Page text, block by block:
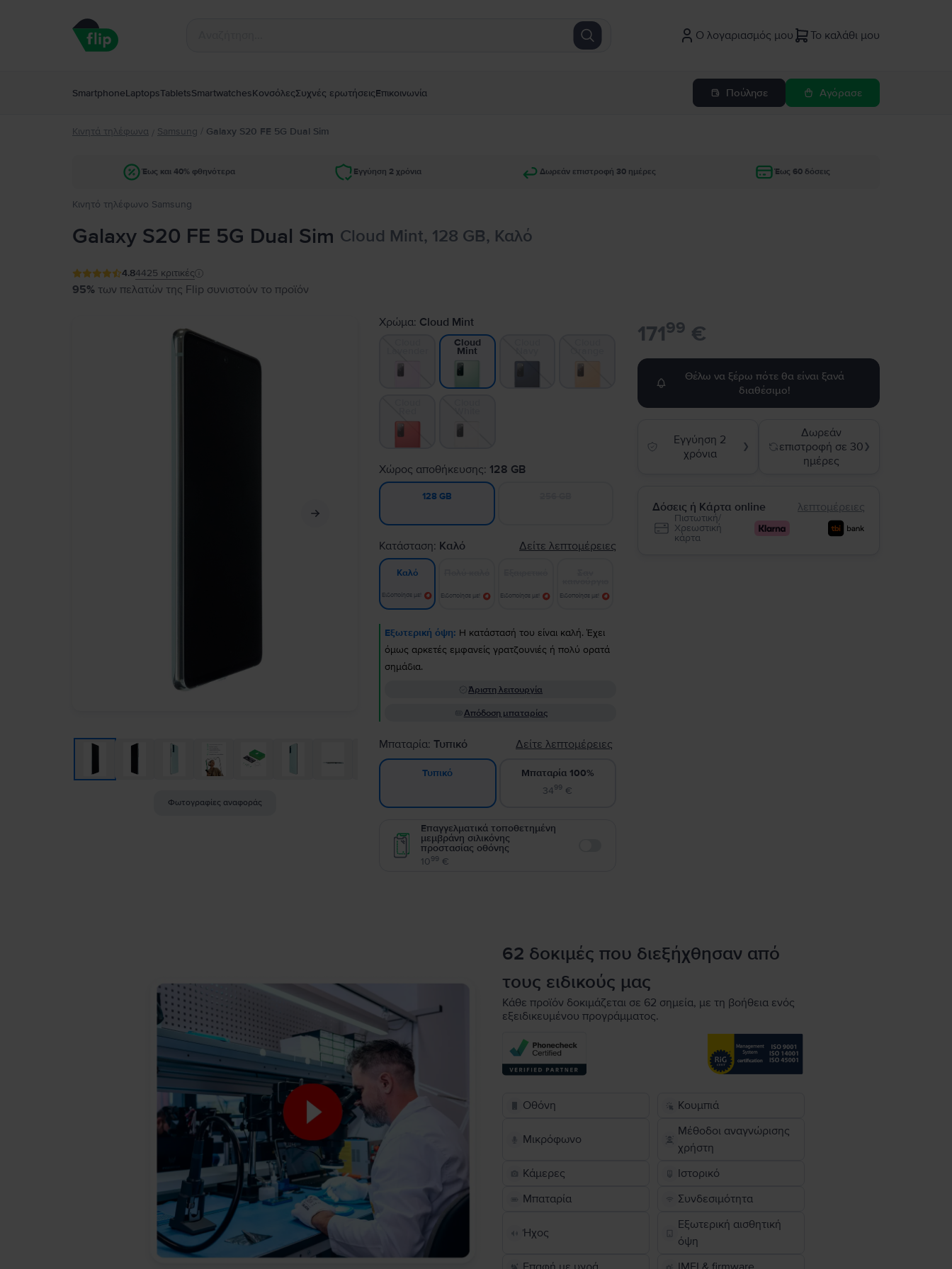
Ο λογαριασμός μου Το καλάθι μου
SmartphoneLaptopsTabletsSmartwatchesΚονσόλεςΣυχνές ερωτήσειςΕπικοινωνία Πούλησε Αγόρασε
Κινητά τηλέφωνα / Samsung / Galaxy S20 FE 5G Dual Sim
Έως και 40% φθηνότερα Εγγύηση 2 χρόνια Δωρεάν επιστροφή 30 ημέρες Έως 60 δόσεις
Κινητό τηλέφωνο Samsung
Galaxy S20 FE 5G Dual Sim Cloud Mint, 128 GB, Καλό
4.84425 κριτικές
95% των πελατών της Flip συνιστούν το προϊόν
Φωτογραφίες αναφοράς
Χρώμα: Cloud Mint
Cloud
Mint
Χώρος αποθήκευσης: 128 GB
128 GB
Κατάσταση: Καλό Δείτε λεπτομέρειες
Καλό
Ειδοποίησε με! Ειδοποίησε με! Ειδοποίησε με! Ειδοποίησε με!
Εξωτερική όψη: Η κατάστασή του είναι καλή. Έχει
όμως αρκετές εμφανείς γρατζουνιές ή πολύ ορατά
σημάδια.
Άριστη λειτουργία
Απόδοση μπαταρίας
Μπαταρία:Τυπικό Δείτε λεπτομέρειες
Τυπικό
Μπαταρία 100%
3499 €
Επαγγελματικά τοποθετημένη
μεμβράνη σιλικόνης
προστασίας οθόνης
1099 €
17199 €
Θέλω να ξέρω πότε θα είναι ξανά
διαθέσιμο!
Εγγύηση 2
χρόνια
❯
Δωρεάν
επιστροφή σε 30
ημέρες
❯
Δόσεις ή Κάρτα online λεπτομέρειες
Πιστωτική/
Χρεωστική
κάρτα
62 δοκιμές που διεξήχθησαν από
τους ειδικούς μας
Κάθε προϊόν δοκιμάζεται σε 62 σημεία, με τη βοήθεια ενός
εξειδικευμένου προγράμματος.
Οθόνη Κουμπιά
Μικρόφωνο
Μέθοδοι αναγνώρισης
χρήστη
Κάμερες
Ιστορικό
Μπαταρία
Συνδεσιμότητα
Ήχος
Εξωτερική αισθητική
όψη